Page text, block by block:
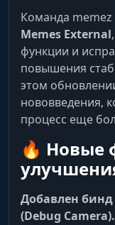
Команда
Memes External
функции и
повышения
этом
нововведения,
процесс еще
🔥 Новые
Добавлен
(Debug Camera).